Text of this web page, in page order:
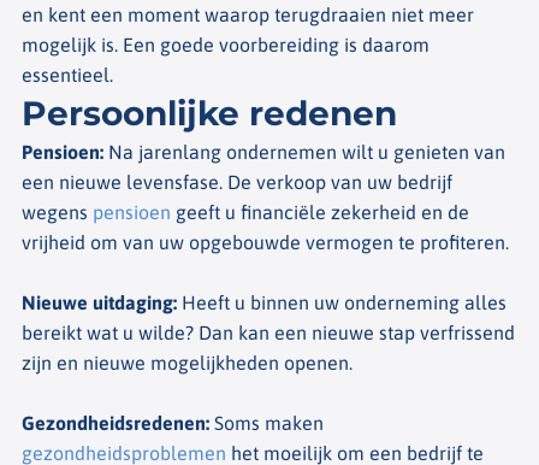
en kent een moment waarop terugdraaien niet meer
mogelijk is. Een goede voorbereiding is daarom
essentieel.
Persoonlijke redenen
Pensioen: Na jarenlang ondernemen wilt u genieten van
een nieuwe levensfase. De verkoop van uw bedrijf
wegens pensioen geeft u financiële zekerheid en de
vrijheid om van uw opgebouwde vermogen te profiteren.
Nieuwe uitdaging: Heeft u binnen uw onderneming alles
bereikt wat u wilde? Dan kan een nieuwe stap verfrissend
zijn en nieuwe mogelijkheden openen.
Gezondheidsredenen: Soms maken
gezondheidsproblemen het moeilijk om een bedrijf te